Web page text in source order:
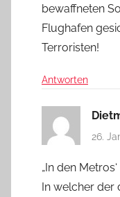
bewaffneten
Flughafen
Terroristen!
Antworten
26.
„In den
In welcher der